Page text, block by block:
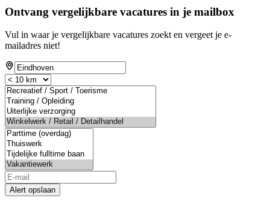
Ontvang vergelijkbare vacatures in je mailbox
Vul in waar je vergelijkbare vacatures zoekt en vergeet je e-
mailadres niet!
Alert opslaan